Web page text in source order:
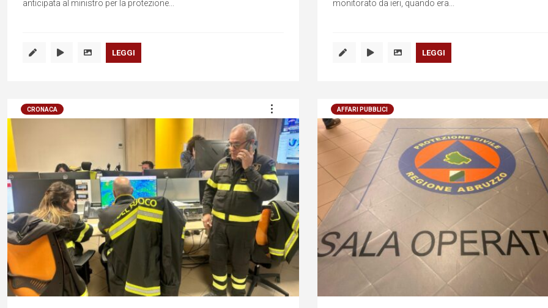
anticipata al ministro per la protezione...
LEGGI
monitorato da ieri, quando era...
LEGGI
CRONACA AFFARI PUBBLICI